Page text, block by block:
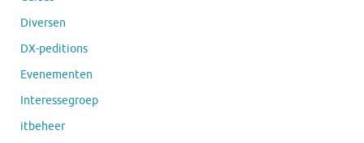
Diversen
DX-peditions
Evenementen
Interessegroep
itbeheer